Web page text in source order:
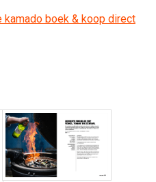
boek & koop direct